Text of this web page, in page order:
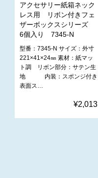
アクセサリー紙箱ネック
レス用 リボン付きフェ
ザーボックスシリーズ
6個入り 7345-N
型番：7345-N サイズ：外寸
221×41×24㎜ 素材：紙マッ
ト調 リボン部分：サテン生
地 内装：スポンジ付き
表面ス…
¥2,013